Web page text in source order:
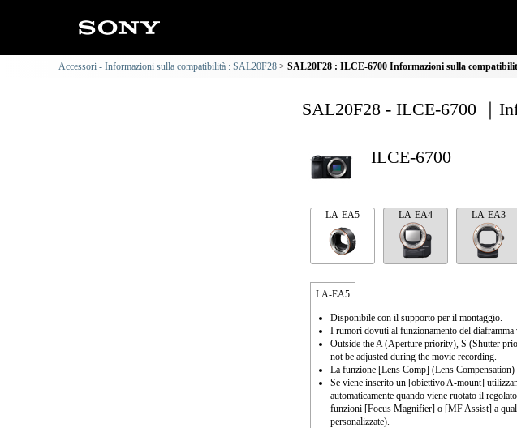
Accessori - Informazioni sulla compatibilità : SAL20F28 SAL20F28 : ILCE-6700 Informazioni sulla
SAL20F28 - ILCE-6700 ｜
ILCE-6700
LA-EA5 LA-EA4 LA-EA3
LA-EA5
Disponibile con il supporto per il montaggio.
I rumori dovuti al funzionamento del
Outside the A (Aperture priority), S (Shutter
not be adjusted during the movie recording.
La funzione [Lens Comp] (Lens Compensation)
Se viene inserito un [obiettivo A-mount]
automaticamente quando viene ruotato il
funzioni [Focus Magnifier] o [MF Assist] a
personalizzate).